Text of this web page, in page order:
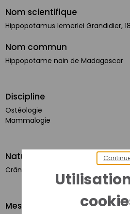
Nom scientifique
Hippopotamus lemerlei Grandidier,
Nom commun
Hippopotame nain de Madagascar
Discipline
Ostéologie
Mammalogie
Nature du spécimen
Crâne
Mesures